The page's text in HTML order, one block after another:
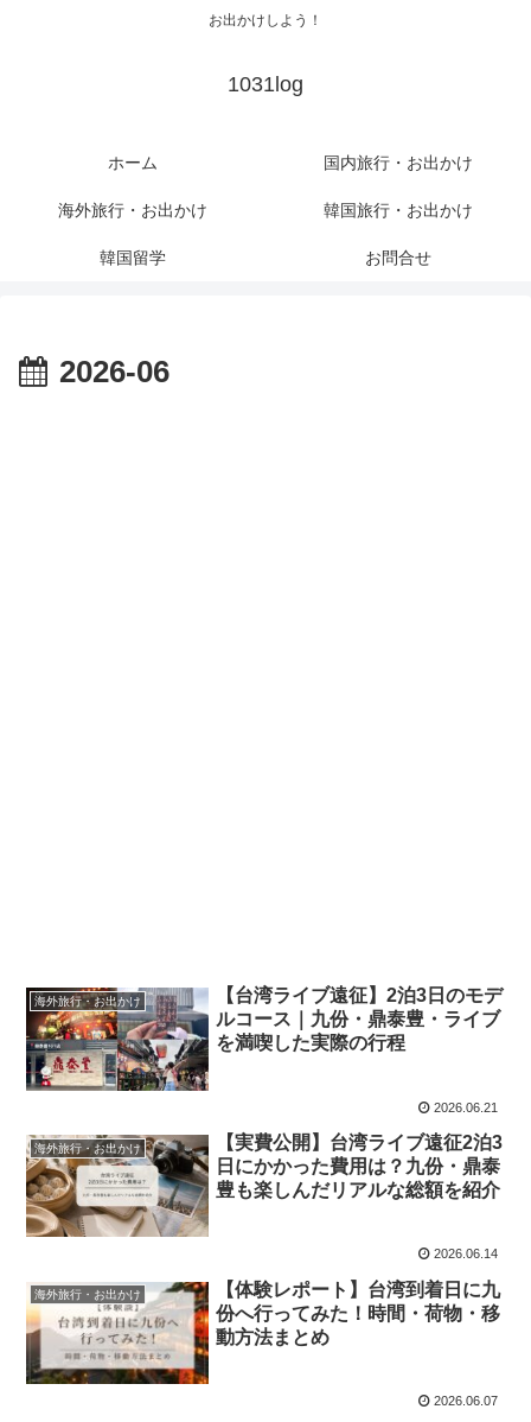
お出かけしよう！
1031log
ホーム 国内旅行・お出かけ
海外旅行・お出かけ 韓国旅行・お出かけ
韓国留学 お問合せ
2026-06
海外旅行・お出かけ
【台湾ライブ遠征】2泊3日のモデ
ルコース｜九份・鼎泰豊・ライブ
を満喫した実際の行程
2026.06.21
海外旅行・お出かけ
【実費公開】台湾ライブ遠征2泊3
日にかかった費用は？九份・鼎泰
豊も楽しんだリアルな総額を紹介
2026.06.14
海外旅行・お出かけ
【体験レポート】台湾到着日に九
份へ行ってみた！時間・荷物・移
動方法まとめ
2026.06.07